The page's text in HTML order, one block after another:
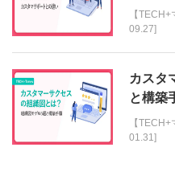
【
09.27]
カスタ
と構築
【
01.31]